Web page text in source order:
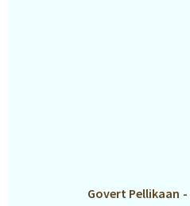
Govert Pellikaan -